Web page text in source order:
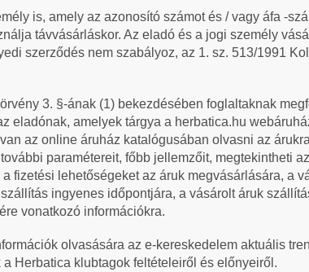
is, amely az azonosító számot és / vagy áfa -
távvásárláskor. Az eladó és a jogi személy
szerződés nem szabályoz, az 1. sz. 513/1991
3. §-ának (1) bekezdésében foglaltaknak
eladónak, amelyek tárgya a herbatica.hu
az online áruház katalógusában olvasni az
paramétereit, főbb jellemzőit, megtekintheti
a fizetési lehetőségeket az áruk megvásárlására, a
ingyenes időpontjára, a vásárolt áruk
vonatkozó információkra.
olvasására az e-kereskedelem aktuális
Herbatica klubtagok feltételeiről és előnyeiről.